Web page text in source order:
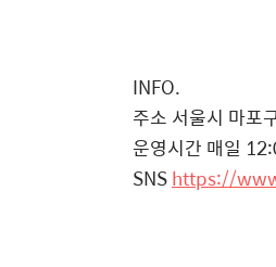
INFO.
주소 서울시 마포
운영시간 매일
SNShttps://